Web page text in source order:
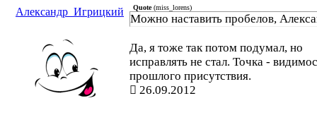
Александр_Игрицкий
Quote(miss_lorens)
Можно наставить пробелов,
Да, я тоже так потом подумал, но
исправлять не стал. Точка -
прошлого присутствия.
26.09.2012